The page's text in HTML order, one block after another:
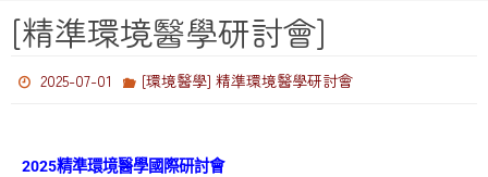
[精準環境醫學研討會]
2025-07-01 [環境醫學] 精準環境醫學研討會
2025精準環境醫學國際研討會